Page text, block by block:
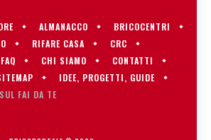
ALMANACCO
BRICOCENTRI
RIFARE CASA
CRC
FAQ CHI SIAMO
CONTATTI
IDEE, PROGETTI, GUIDE
FAI DA TE